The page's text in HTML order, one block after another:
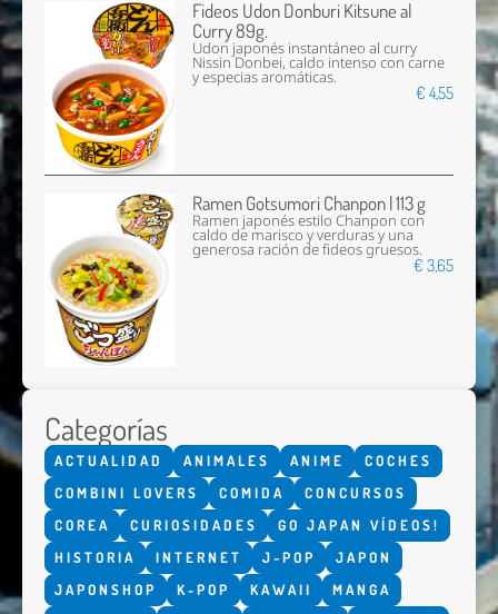
Fideos Udon Donburi Kitsune al
Curry 89g.
Udon japonés instantáneo al curry
Nissin Donbei, caldo intenso con carne
y especias aromáticas.
€ 4,55
Ramen Gotsumori Chanpon | 113 g
Ramen japonés estilo Chanpon con
caldo de marisco y verduras y una
generosa ración de fideos gruesos.
€ 3,65
Categorías
ACTUALIDAD ANIMALES ANIME
COCHES
COMBINI LOVERS
COMIDA
CONCURSOS
COREA
CURIOSIDADES
GO JAPAN VÍDEOS!
HISTORIA
INTERNET J-POP
JAPON
JAPONSHOP
K-POP KAWAII
MANGA